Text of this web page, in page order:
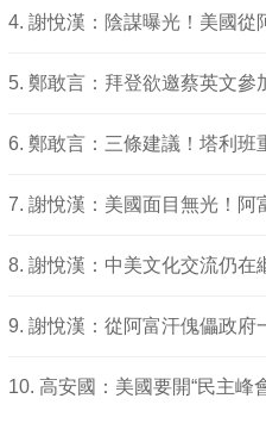
謝悅漢：陰謀曝光！美國從
鄭敢言：拜登欲邀蔡英文參
鄭敢言：三條建議！塔利班
謝悅漢：美國面目無光！阿
謝悅漢：中美文化交流仍在
謝悅漢：從阿富汗傀儡政府
高安國：美國要開“民主峰